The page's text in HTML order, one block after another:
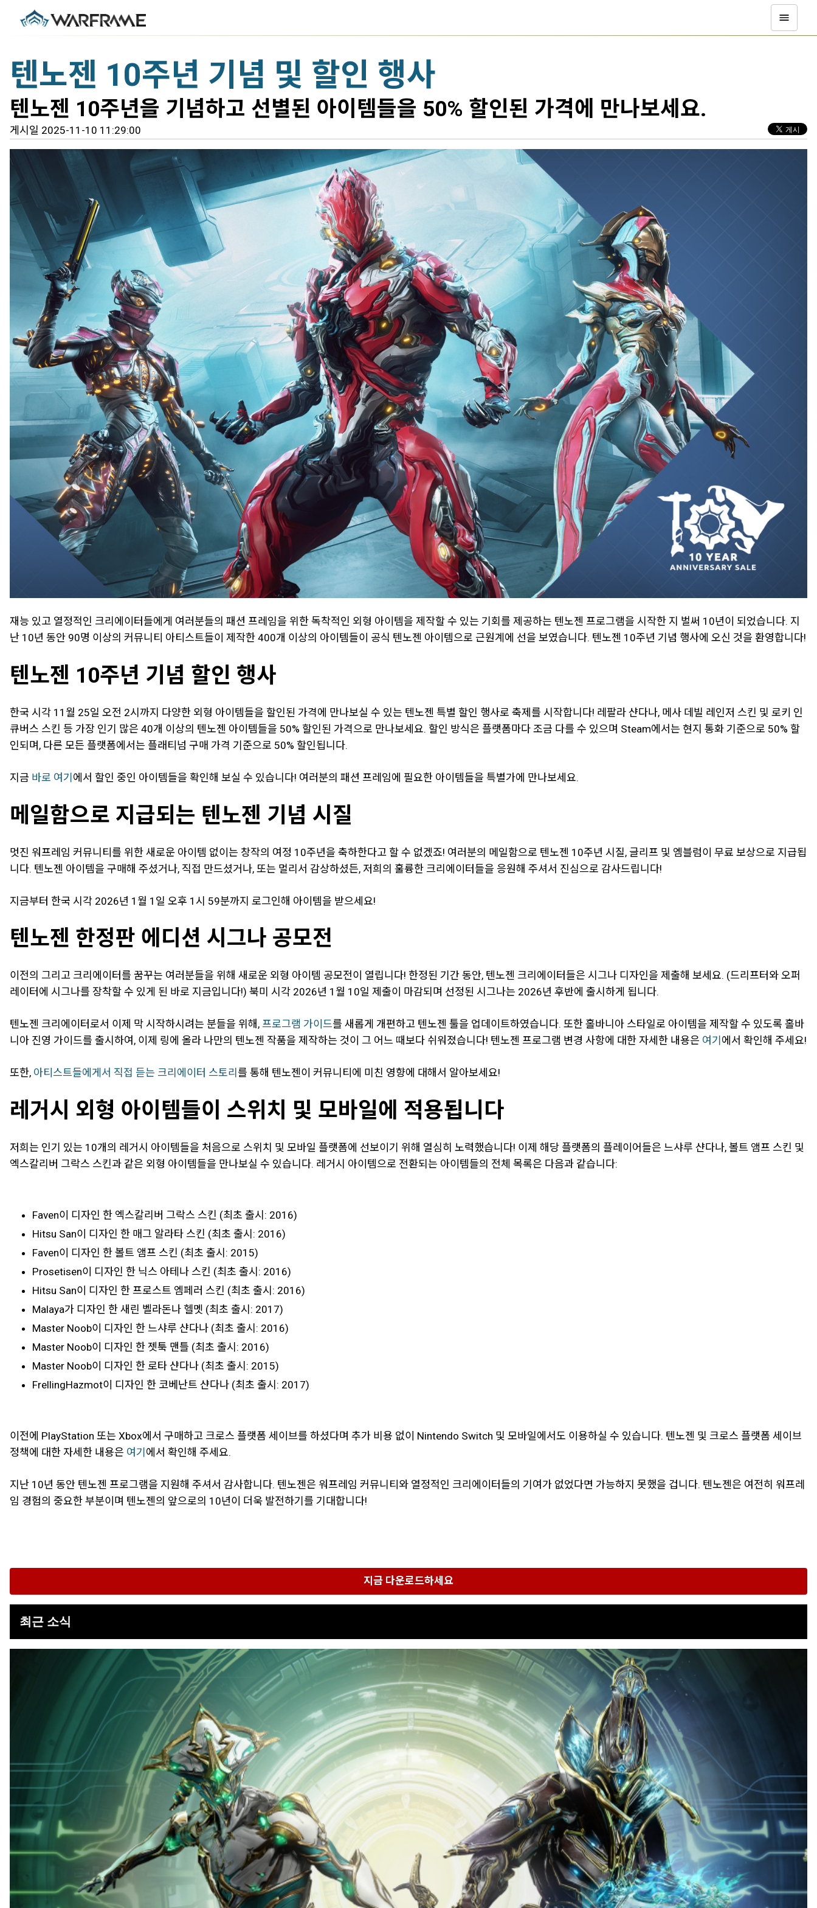
텐노젠 10주년 기념 및 할인 행사
텐노젠 10주년을 기념하고 선별된 아이템들을 50% 할인된 가격에 만나보세요.
게시일 2025-11-10 11:29:00
재능 있고 열정적인 크리에이터들에게 여러분들의 패션 프레임을 위한 독착적인 외형 아이템을 제작할 수 있는 기회를 제공하는 텐노젠 프로그램을 시작한 지 벌써 10년이 되었습니다. 지
난 10년 동안 90명 이상의 커뮤니티 아티스트들이 제작한 400개 이상의 아이템들이 공식 텐노젠 아이템으로 근원계에 선을 보였습니다. 텐노젠 10주년 기념 행사에 오신 것을 환영합니다!
텐노젠 10주년 기념 할인 행사
한국 시각 11월 25일 오전 2시까지 다양한 외형 아이템들을 할인된 가격에 만나보실 수 있는 텐노젠 특별 할인 행사로 축제를 시작합니다! 레팔라 샨다나, 메사 데빌 레인저 스킨 및 로키 인
큐버스 스킨 등 가장 인기 많은 40개 이상의 텐노젠 아이템들을 50% 할인된 가격으로 만나보세요. 할인 방식은 플랫폼마다 조금 다를 수 있으며 Steam에서는 현지 통화 기준으로 50% 할
인되며, 다른 모든 플랫폼에서는 플래티넘 구매 가격 기준으로 50% 할인됩니다.
지금 바로 여기 에서 할인 중인 아이템들을 확인해 보실 수 있습니다! 여러분의 패션 프레임에 필요한 아이템들을 특별가에 만나보세요.
메일함으로 지급되는 텐노젠 기념 시질
멋진 워프레임 커뮤니티를 위한 새로운 아이템 없이는 창작의 여정 10주년을 축하한다고 할 수 없겠죠! 여러분의 메일함으로 텐노젠 10주년 시질, 글리프 및 엠블럼이 무료 보상으로 지급됩
니다. 텐노젠 아이템을 구매해 주셨거나, 직접 만드셨거나, 또는 멀리서 감상하셨든, 저희의 훌륭한 크리에이터들을 응원해 주셔서 진심으로 감사드립니다!
지금부터 한국 시각 2026년 1월 1일 오후 1시 59분까지 로그인해 아이템을 받으세요!
텐노젠 한정판 에디션 시그나 공모전
이전의 그리고 크리에이터를 꿈꾸는 여러분들을 위해 새로운 외형 아이템 공모전이 열립니다! 한정된 기간 동안, 텐노젠 크리에이터들은 시그나 디자인을 제출해 보세요. (드리프터와 오퍼
레이터에 시그나를 장착할 수 있게 된 바로 지금입니다!) 북미 시각 2026년 1월 10일 제출이 마감되며 선정된 시그나는 2026년 후반에 출시하게 됩니다.
텐노젠 크리에이터로서 이제 막 시작하시려는 분들을 위해, 프로그램 가이드를 새롭게 개편하고 텐노젠 툴을 업데이트하였습니다. 또한 홀바니아 스타일로 아이템을 제작할 수 있도록 홀바
니아 진영 가이드를 출시하여, 이제 링에 올라 나만의 텐노젠 작품을 제작하는 것이 그 어느 때보다 쉬워졌습니다! 텐노젠 프로그램 변경 사항에 대한 자세한 내용은 여기 에서 확인해 주세요!
또한, 아티스트들에게서 직접 듣는 크리에이터 스토리 를 통해 텐노젠이 커뮤니티에 미친 영향에 대해서 알아보세요!
레거시 외형 아이템들이 스위치 및 모바일에 적용됩니다
저희는 인기 있는 10개의 레거시 아이템들을 처음으로 스위치 및 모바일 플랫폼에 선보이기 위해 열심히 노력했습니다! 이제 해당 플랫폼의 플레이어들은 느샤루 샨다나, 볼트 앰프 스킨 및
엑스칼리버 그락스 스킨과 같은 외형 아이템들을 만나보실 수 있습니다. 레거시 아이템으로 전환되는 아이템들의 전체 목록은 다음과 같습니다:
Faven이 디자인 한 엑스칼리버 그락스 스킨 (최초 출시: 2016)
Hitsu San이 디자인 한 매그 알라타 스킨 (최초 출시: 2016)
Faven이 디자인 한 볼트 앰프 스킨 (최초 출시: 2015)
Prosetisen이 디자인 한 닉스 아테나 스킨 (최초 출시: 2016)
Hitsu San이 디자인 한 프로스트 엠페러 스킨 (최초 출시: 2016)
Malaya가 디자인 한 새린 벨라돈나 헬멧 (최초 출시: 2017)
Master Noob이 디자인 한 느샤루 샨다나 (최초 출시: 2016)
Master Noob이 디자인 한 젯툭 맨틀 (최초 출시: 2016)
Master Noob이 디자인 한 로타 샨다나 (최초 출시: 2015)
FrellingHazmot이 디자인 한 코베난트 샨다나 (최초 출시: 2017)
이전에 PlayStation 또는 Xbox에서 구매하고 크로스 플랫폼 세이브를 하셨다며 추가 비용 없이 Nintendo Switch 및 모바일에서도 이용하실 수 있습니다. 텐노젠 및 크로스 플랫폼 세이브
정책에 대한 자세한 내용은 여기 에서 확인해 주세요.
지난 10년 동안 텐노젠 프로그램을 지원해 주셔서 감사합니다. 텐노젠은 워프레임 커뮤니티와 열정적인 크리에이터들의 기여가 없었다면 가능하지 못했을 겁니다. 텐노젠은 여전히 워프레
임 경험의 중요한 부분이며 텐노젠의 앞으로의 10년이 더욱 발전하기를 기대합니다!
지금 다운로드하세요
최근 소식